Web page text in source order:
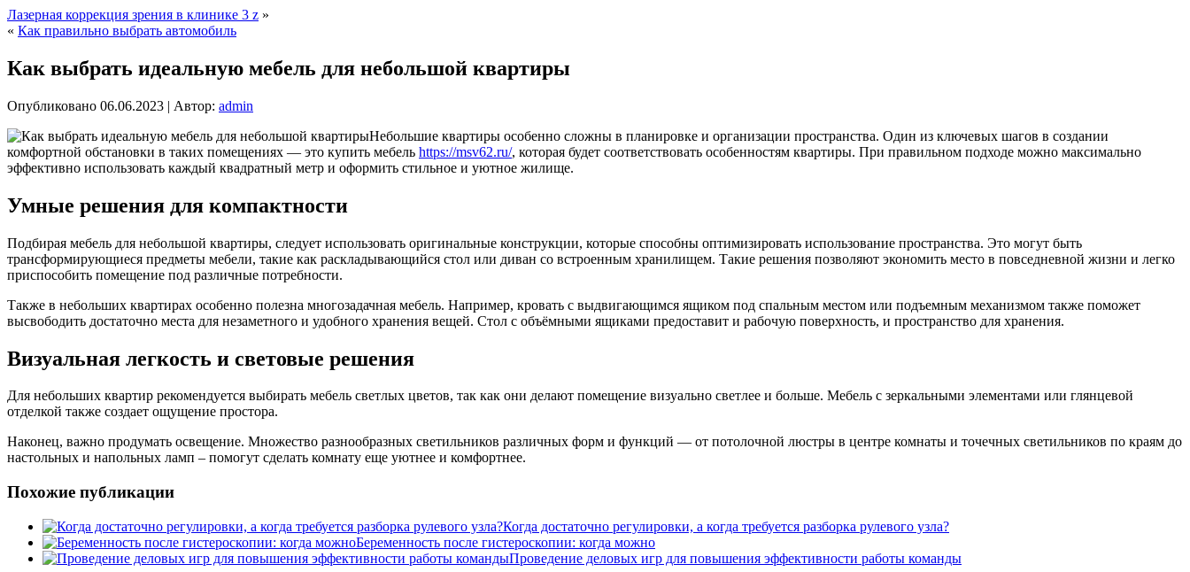
Лазерная коррекция зрения в клинике 3 z »
« Как правильно выбрать автомобиль
Как выбрать идеальную мебель для небольшой квартиры
Опубликовано 06.06.2023 | Автор: admin
Небольшие квартиры особенно сложны в планировке и организации пространства. Один из ключевых шагов в создании
комфортной обстановки в таких помещениях — это купить мебель https://msv62.ru/, которая будет соответствовать особенностям квартиры. При правильном подходе можно максимально
эффективно использовать каждый квадратный метр и оформить стильное и уютное жилище.
Умные решения для компактности
Подбирая мебель для небольшой квартиры, следует использовать оригинальные конструкции, которые способны оптимизировать использование пространства. Это могут быть
трансформирующиеся предметы мебели, такие как раскладывающийся стол или диван со встроенным хранилищем. Такие решения позволяют экономить место в повседневной жизни и легко
приспособить помещение под различные потребности.
Также в небольших квартирах особенно полезна многозадачная мебель. Например, кровать с выдвигающимся ящиком под спальным местом или подъемным механизмом также поможет
высвободить достаточно места для незаметного и удобного хранения вещей. Стол с объёмными ящиками предоставит и рабочую поверхность, и пространство для хранения.
Визуальная легкость и световые решения
Для небольших квартир рекомендуется выбирать мебель светлых цветов, так как они делают помещение визуально светлее и больше. Мебель с зеркальными элементами или глянцевой
отделкой также создает ощущение простора.
Наконец, важно продумать освещение. Множество разнообразных светильников различных форм и функций — от потолочной люстры в центре комнаты и точечных светильников по краям до
настольных и напольных ламп – помогут сделать комнату еще уютнее и комфортнее.
Похожие публикации
Когда достаточно регулировки, а когда требуется разборка рулевого узла?
Беременность после гистероскопии: когда можно
Проведение деловых игр для повышения эффективности работы команды